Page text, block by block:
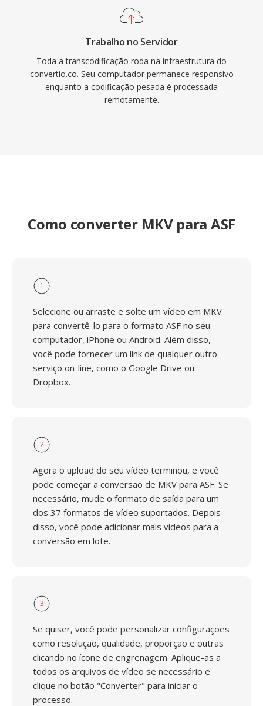
Trabalho no Servidor
Toda a transcodificação roda na infraestrutura do
convertio.co. Seu computador permanece responsivo
enquanto a codificação pesada é processada
remotamente.
Como converter MKV para ASF
1
Selecione ou arraste e solte um vídeo em MKV
para convertê-lo para o formato ASF no seu
computador, iPhone ou Android. Além disso,
você pode fornecer um link de qualquer outro
serviço on-line, como o Google Drive ou
Dropbox.
2
Agora o upload do seu vídeo terminou, e você
pode começar a conversão de MKV para ASF. Se
necessário, mude o formato de saída para um
dos 37 formatos de vídeo suportados. Depois
disso, você pode adicionar mais vídeos para a
conversão em lote.
3
Se quiser, você pode personalizar configurações
como resolução, qualidade, proporção e outras
clicando no ícone de engrenagem. Aplique-as a
todos os arquivos de vídeo se necessário e
clique no botão "Converter" para iniciar o
processo.